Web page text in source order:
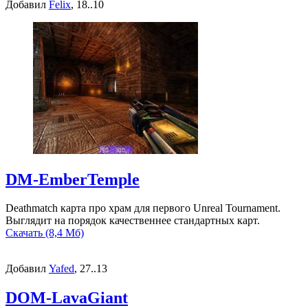
Добавил Felix, 18..10
DM-EmberTemple
Deathmatch карта про храм для первого Unreal Tournament.
Выглядит на порядок качественнее стандартных карт.
Скачать (8,4 Мб)
Добавил Yafed, 27..13
DOM-LavaGiant